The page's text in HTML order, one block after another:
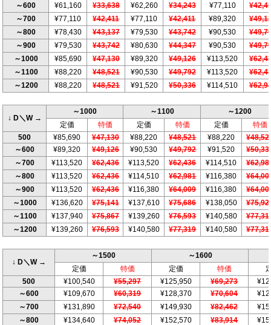
～600
¥61,160 ¥33,638 ¥62,260 ¥34,243 ¥77,110
～700
¥77,110 ¥42,411 ¥77,110 ¥42,411 ¥89,320
～800
¥78,430 ¥43,137 ¥79,530 ¥43,742 ¥90,530
～900
¥79,530 ¥43,742 ¥80,630 ¥44,347 ¥90,530
～1000
¥85,690 ¥47,130 ¥89,320 ¥49,126 ¥113,520
～1100
¥88,220 ¥48,521 ¥90,530 ¥49,792 ¥113,520
～1200
¥88,220 ¥48,521 ¥91,520 ¥50,336 ¥114,510
↓ D＼W →
～1000 ～1100
～1200
定価
特価 定価 特価 定価
特価
500
¥85,690 ¥47,130 ¥88,220 ¥48,521 ¥88,220
～600
¥89,320 ¥49,126 ¥90,530 ¥49,792 ¥91,520
～700
¥113,520 ¥62,436 ¥113,520 ¥62,436 ¥114,510
～800
¥113,520 ¥62,436 ¥114,510 ¥62,981 ¥116,380
～900
¥113,520 ¥62,436 ¥116,380 ¥64,009 ¥116,380
～1000
¥136,620 ¥75,141 ¥137,610 ¥75,686 ¥138,050
～1100
¥137,940 ¥75,867 ¥139,260 ¥76,593 ¥140,580
～1200
¥139,260 ¥76,593 ¥140,580 ¥77,319 ¥140,580
↓ D＼W →
～1500
～1600
定価
特価 定価 特価
500
¥100,540 ¥55,297 ¥125,950 ¥69,273
～600
¥109,670 ¥60,319 ¥128,370 ¥70,604
～700
¥131,890 ¥72,540 ¥149,930 ¥82,462
～800
¥134,640 ¥74,052 ¥152,570 ¥83,914